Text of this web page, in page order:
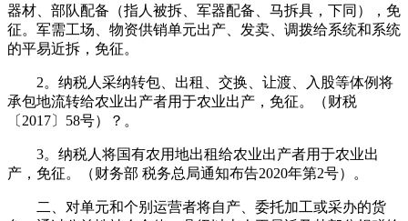
器材、部队配备（指人被拆、军器配备、马拆具，下同），免
征。军需工场、物资供销单元出产、发卖、调拨给系统和系统
的平易近拆，免征。
2。纳税人采纳转包、出租、交换、让渡、入股等体例将
承包地流转给农业出产者用于农业出产，免征。（财税
〔2017〕58号）？。
3。纳税人将国有农用地出租给农业出产者用于农业出
产，免征。（财务部 税务总局通知布告2020年第2号）。
二、对单元和个别运营者将自产、委托加工或采办的货